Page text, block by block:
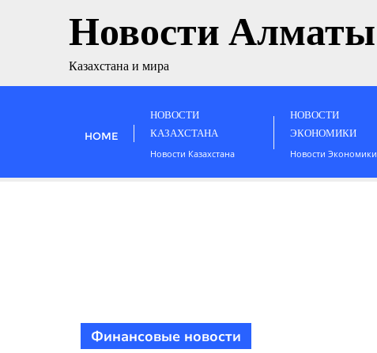
Новости Алматы
Казахстана и мира
HOME
НОВОСТИ
КАЗАХСТАНА
Новости Казахстана
НОВОСТИ
ЭКОНОМИКИ
Новости Экономики
Финансовые новости